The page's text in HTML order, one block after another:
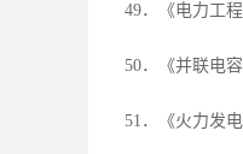
49．《电力工
50．《并联电
51．《火力发